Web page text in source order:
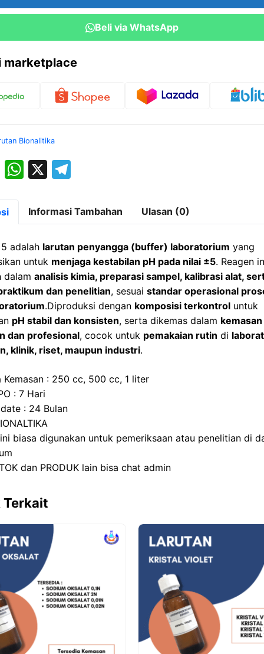
cc)
Beli via WhatsApp
marketplace
Bionalitika
M
st
d
o
n
W
at
s
A
p
p
X
e
gr
a
m
Informasi Tambahan Ulasan (0)
adalah larutan penyangga (buffer) laboratorium yang
untuk menjaga kestabilan pH pada nilai ±5. Reagen
dalam analisis kimia, preparasi sampel, kalibrasi alat,
dan penelitian, sesuai standar operasional
.Diproduksi dengan komposisi terkontrol untuk
pH stabil dan konsisten, serta dikemas dalam
dan profesional, cocok untuk pemakaian rutin di
klinik, riset, maupun industri.
Kemasan : 250 cc, 500 cc, 1 liter
: 7 Hari
: 24 Bulan
biasa digunakan untuk pemeriksaan atau penelitian di
dan PRODUK lain bisa chat admin
Terkait